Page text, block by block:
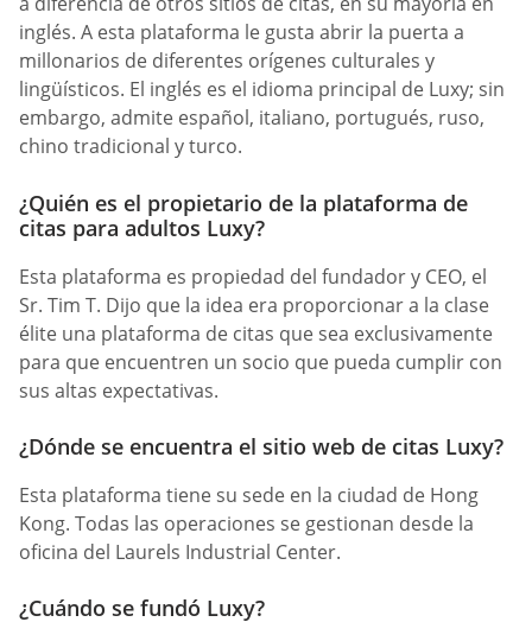
inglés. A esta plataforma le gusta abrir la puerta a
millonarios de diferentes orígenes culturales y
lingüísticos. El inglés es el idioma principal de Luxy; sin
embargo, admite español, italiano, portugués, ruso,
chino tradicional y turco.
¿Quién es el propietario de la plataforma de
citas para adultos Luxy?
Esta plataforma es propiedad del fundador y CEO, el
Sr. Tim T. Dijo que la idea era proporcionar a la clase
élite una plataforma de citas que sea exclusivamente
para que encuentren un socio que pueda cumplir con
sus altas expectativas.
¿Dónde se encuentra el sitio web de citas Luxy?
Esta plataforma tiene su sede en la ciudad de Hong
Kong. Todas las operaciones se gestionan desde la
oficina del Laurels Industrial Center.
¿Cuándo se fundó Luxy?